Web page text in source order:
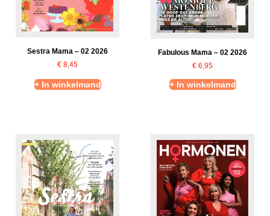
Sestra Mama – 02 2026
€ 8,45
+ In winkelmand
Fabulous Mama – 02 2026
€ 6,95
+ In winkelmand